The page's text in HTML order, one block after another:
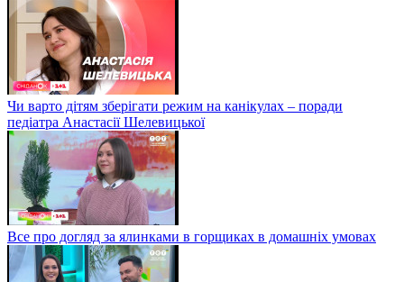
Чи варто дітям зберігати режим на канікулах – поради
педіатра Анастасії Шелевицької
Все про догляд за ялинками в горщиках в домашніх умовах